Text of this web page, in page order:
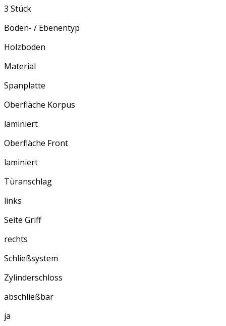
3 Stück
Böden- / Ebenentyp
Holzboden
Material
Spanplatte
Oberfläche Korpus
laminiert
Oberfläche Front
laminiert
Türanschlag
links
Seite Griff
rechts
Schließsystem
Zylinderschloss
abschließbar
ja